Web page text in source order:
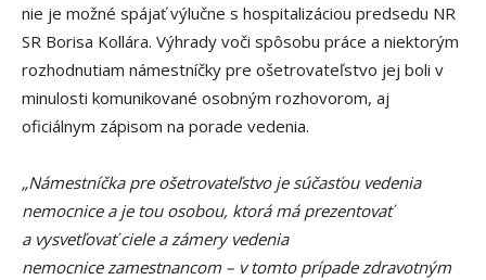
nie je možné spájať výlučne s hospitalizáciou predsedu NR
SR Borisa Kollára. Výhrady voči spôsobu práce a niektorým
rozhodnutiam námestníčky pre ošetrovateľstvo jej boli v
minulosti komunikované osobným rozhovorom, aj
oficiálnym zápisom na porade vedenia.
„Námestníčka pre ošetrovateľstvo je súčasťou vedenia
nemocnice a je tou osobou, ktorá má prezentovať
a vysvetľovať ciele a zámery vedenia
nemocnice zamestnancom – v tomto prípade zdravotným